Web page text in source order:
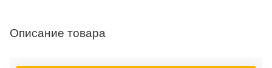
Описание товара